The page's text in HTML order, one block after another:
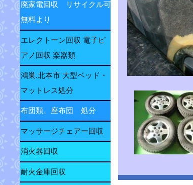
廃家電回収 リサイクル可
無料より
エレクトーン回収 電子ピ
アノ回収 楽器類
鴻巣.北本市 大型ベッド・
マットレス処分
布団類、座布団 処分
マッサージチェアー回収
消火器回収
耐火金庫回収